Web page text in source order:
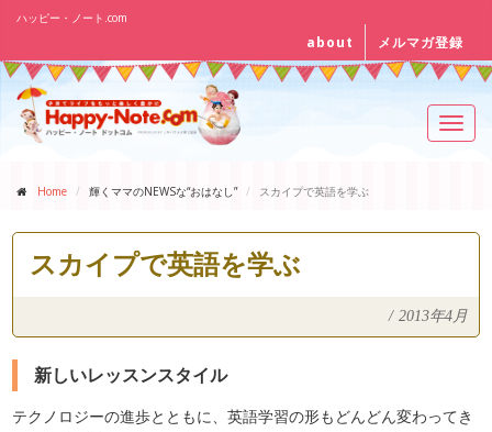
ハッピー・ノート.com
about メルマガ登録
Home 輝くママのNEWSな“おはなし” スカイプで英語を学ぶ
スカイプで英語を学ぶ
/ 2013年4月
新しいレッスンスタイル
テクノロジーの進歩とともに、英語学習の形もどんどん変わってき